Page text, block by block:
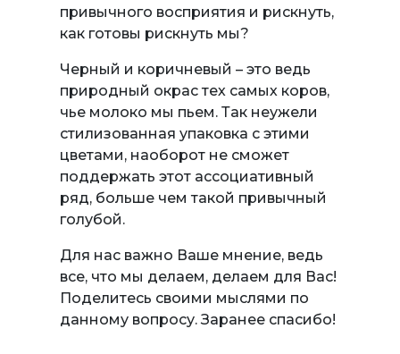
привычного восприятия и рискнуть,
как готовы рискнуть мы?
Черный и коричневый – это ведь
природный окрас тех самых коров,
чье молоко мы пьем. Так неужели
стилизованная упаковка с этими
цветами, наоборот не сможет
поддержать этот ассоциативный
ряд, больше чем такой привычный
голубой.
Для нас важно Ваше мнение, ведь
все, что мы делаем, делаем для Вас!
Поделитесь своими мыслями по
данному вопросу. Заранее спасибо!